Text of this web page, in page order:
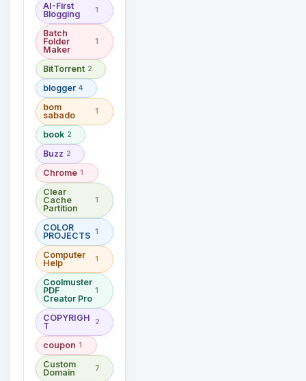
AI-First
Blogging
1
Batch
Folder
Maker
1
BitTorrent 2
blogger 4
bom
sabado
1
book 2
Buzz 2
Chrome 1
Clear
Cache
Partition
1
COLOR
PROJECTS 1
Computer
Help
1
Coolmuster
PDF
Creator Pro
1
COPYRIGH
T
2
coupon 1
Custom
Domain
7